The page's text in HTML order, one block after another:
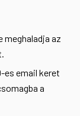
meghaladja az
es email keret
a